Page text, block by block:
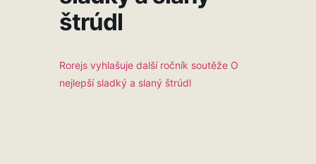
štrúdl
Rorejs vyhlašuje další ročník soutěže O
nejlepší sladký a slaný štrúdl